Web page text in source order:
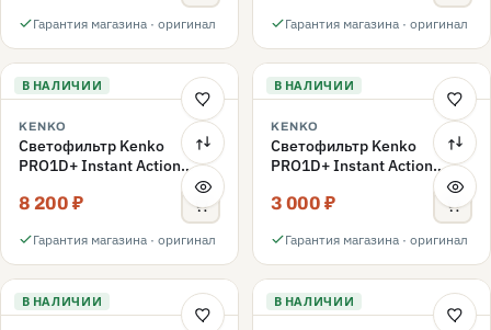
Гарантия магазина · оригинал Гарантия магазина · оригинал
В НАЛИЧИИ
KENKO
Светофильтр Kenko
PRO1D+ Instant Action
Variable NDX3-450+C-PLS
переменной плотности
8 200 ₽
Гарантия магазина · оригинал
В НАЛИЧИИ
KENKO
Светофильтр Kenko
PRO1D+ Instant Action
Variable NDX3-450+C-PL
поляризационный 49mm
3 000 ₽
Гарантия магазина · оригинал
В НАЛИЧИИ В НАЛИЧИИ